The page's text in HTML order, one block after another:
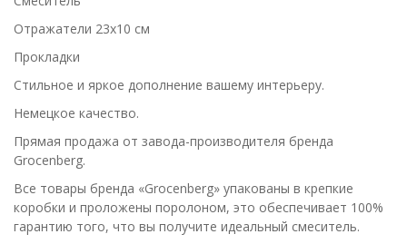
Отражатели 23х10 см
Прокладки
Стильное и яркое дополнение вашему интерьеру.
Немецкое качество.
Прямая продажа от завода-производителя бренда
Grocenberg.
Все товары бренда «Grocenberg» упакованы в крепкие
коробки и проложены поролоном, это обеспечивает 100%
гарантию того, что вы получите идеальный смеситель.